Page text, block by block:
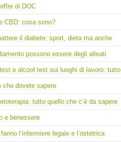
di DOC
CBD: cosa sono?
il diabete: sport, dieta ma anche
possono essere degli alleati
e alcool test sui luoghi di lavoro: tutto
che dovete sapere
tutto quello che c’è da sapere
e benessere
l’infermiere legale e l’ostetrica